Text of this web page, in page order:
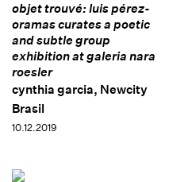
objet trouvé: luis pérez-
oramas curates a poetic
and subtle group
exhibition at galeria nara
roesler
cynthia garcia, Newcity
Brasil
10.12.2019